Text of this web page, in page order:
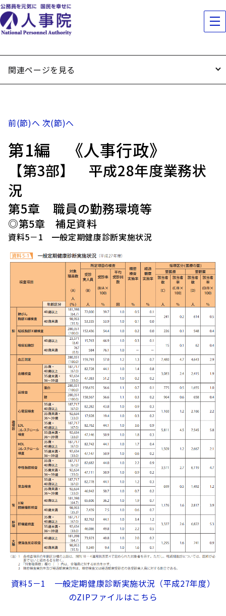
関連ページを見る
前(節)へ 次(節)へ
第1編 《人事行政》
【第3部】 平成28年度業務状
況
第5章 職員の勤務環境等
◎第5章 補足資料
資料5－1 一般定期健康診断実施状況
資料5－1 一般定期健康診断実施状況（平成27年度）
のZIPファイルはこちら